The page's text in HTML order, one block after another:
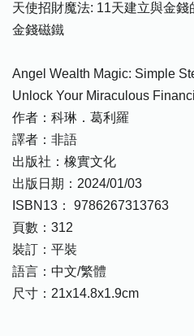
天使招財魔法: 11天建立與金
金錢磁鐵
Angel Wealth Magic: Simple
Unlock Your Miraculous
作者：科琳．葛利羅
譯者：非語
出版社：橡實文化
出版日期：2024/01/03
ISBN13： 9786267313763
頁數：312
裝訂：平裝
語言：中文/繁體
尺寸：21x14.8x1.9cm